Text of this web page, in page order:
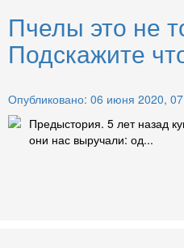
Пчелы это не
Подскажите
Опубликовано: 06 июня 2020,
Предыстория. 5 лет назад
они нас выручали: од...